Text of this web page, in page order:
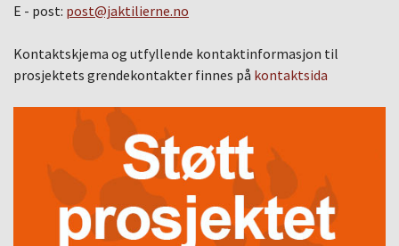
E - post: post@jaktilierne.no
Kontaktskjema og utfyllende kontaktinformasjon til
prosjektets grendekontakter finnes på kontaktsida